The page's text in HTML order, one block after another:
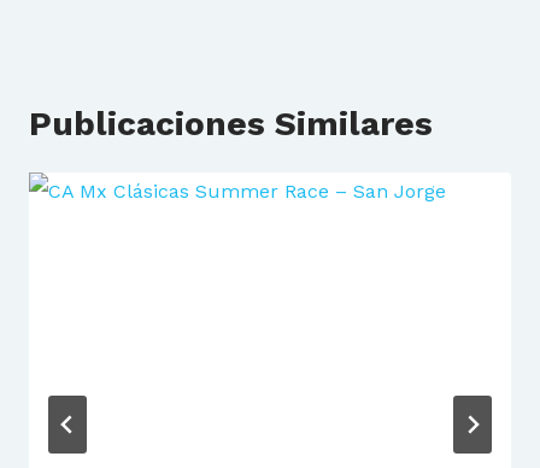
Publicaciones Similares